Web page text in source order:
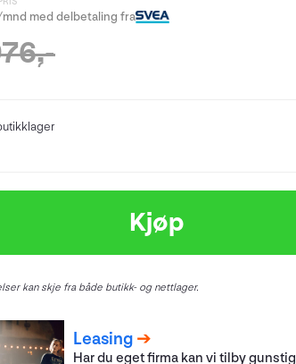
med delbetaling fra
Kjøp
kan skje fra både butikk- og nettlager.
Leasing
Har du eget firma kan vi tilby gunstig